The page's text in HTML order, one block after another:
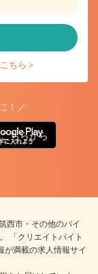
ちら＞
！／
ちらから
西市・その他のバイ
「クリエイトバイト
が満載の求人情報サイ